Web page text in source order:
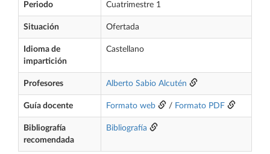
Periodo Cuatrimestre 1
Situación Ofertada
Idioma de
impartición
Castellano
Profesores Alberto Sabio Alcutén
Guía docente Formato web / Formato PDF
Bibliografía
recomendada
Bibliografía